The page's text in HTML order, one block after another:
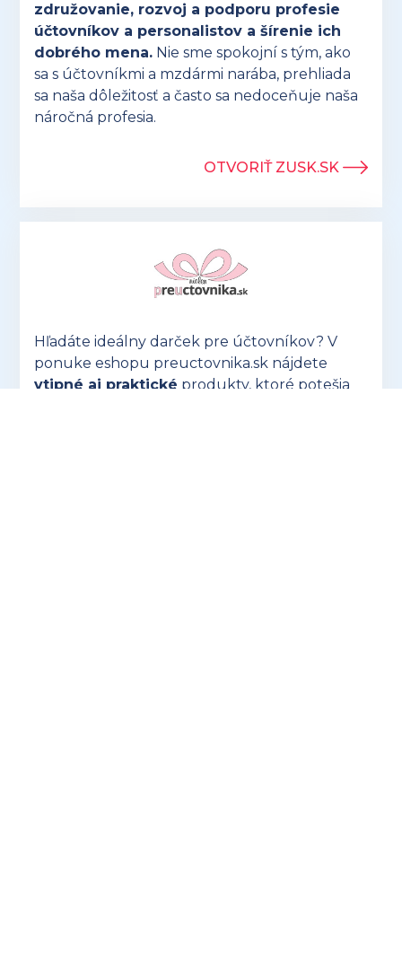
združovanie, rozvoj a podporu profesie
účtovníkov a personalistov a šírenie ich
dobrého mena. Nie sme spokojní s tým, ako
sa s účtovníkmi a mzdármi narába, prehliada
sa naša dôležitosť a často sa nedoceňuje naša
náročná profesia.
OTVORIŤ ZUSK.SK
Hľadáte ideálny darček pre účtovníkov? V
ponuke eshopu preuctovnika.sk nájdete
vtipné aj praktické produkty, ktoré potešia